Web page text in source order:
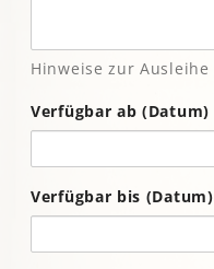
Hinweise zur Ausleihe
Verfügbar ab (Datum)
Verfügbar bis (Datum)